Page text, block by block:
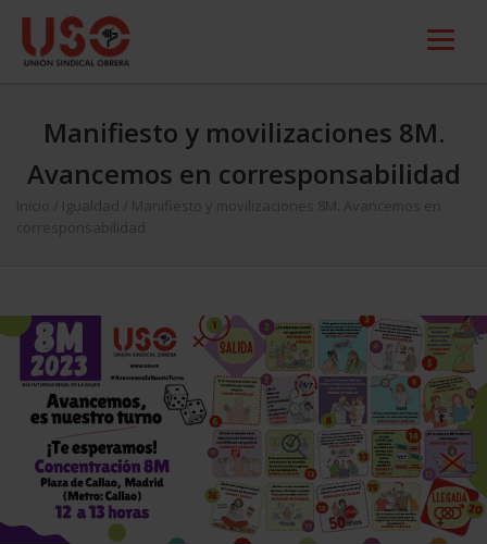
Manifiesto y movilizaciones 8M.
Avancemos en corresponsabilidad
Inicio Igualdad
Manifiesto y movilizaciones 8M. Avancemos en
corresponsabilidad